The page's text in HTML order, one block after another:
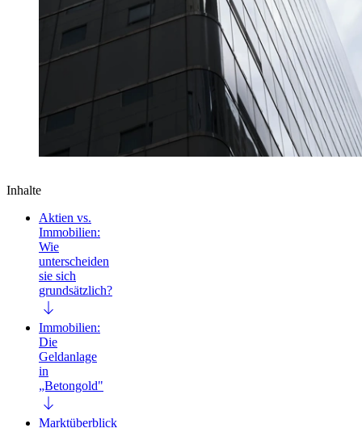
Inhalte
Aktien vs.
Immobilien:
Wie
unterscheiden
sie sich
grundsätzlich?
Immobilien:
Die
Geldanlage
in
„Betongold"
Marktüberblick